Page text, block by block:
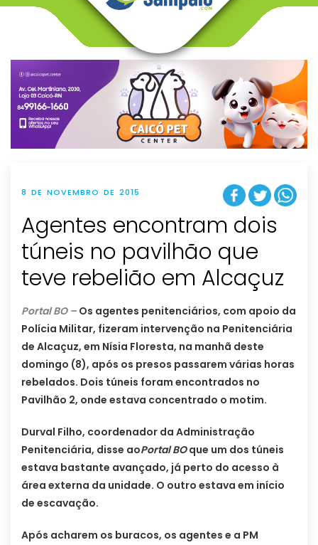
v
g
t
i
o
n
8 DE NOVEMBRO DE 2015
Agentes encontram dois
túneis no pavilhão que
teve rebelião em Alcaçuz
Portal BO – Os agentes penitenciários, com apoio da
Polícia Militar, fizeram intervenção na Penitenciária
de Alcaçuz, em Nísia Floresta, na manhã deste
domingo (8), após os presos passarem várias horas
rebelados. Dois túneis foram encontrados no
Pavilhão 2, onde estava concentrado o motim.
Durval Filho, coordenador da Administração
Penitenciária, disse aoPortal BOque um dos túneis
estava bastante avançado, já perto do acesso à
área externa da unidade. O outro estava em início
de escavação.
Após acharem os buracos, os agentes e a PM